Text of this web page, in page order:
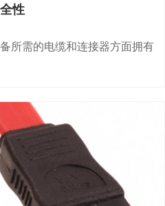
性
所需的电缆和连接器方面拥有